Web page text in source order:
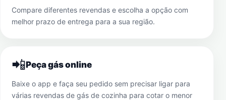
Compare diferentes revendas e escolha a opção com
melhor prazo de entrega para a sua região.
📲Peça gás online
Baixe o app e faça seu pedido sem precisar ligar para
várias revendas de gás de cozinha para cotar o menor